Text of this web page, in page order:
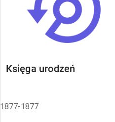
Księga urodzeń
1877-1877